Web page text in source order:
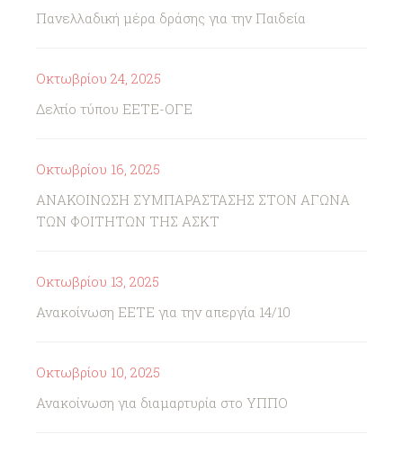
Πανελλαδική μέρα δράσης για την Παιδεία
Οκτωβρίου 24, 2025
Δελτίο τύπου ΕΕΤΕ-ΟΓΕ
Οκτωβρίου 16, 2025
ΑΝΑΚΟΙΝΩΣΗ ΣΥΜΠΑΡΑΣΤΑΣΗΣ ΣΤΟΝ ΑΓΩΝΑ
ΤΩΝ ΦΟΙΤΗΤΩΝ ΤΗΣ ΑΣΚΤ
Οκτωβρίου 13, 2025
Ανακοίνωση ΕΕΤΕ για την απεργία 14/10
Οκτωβρίου 10, 2025
Ανακοίνωση για διαμαρτυρία στο ΥΠΠΟ